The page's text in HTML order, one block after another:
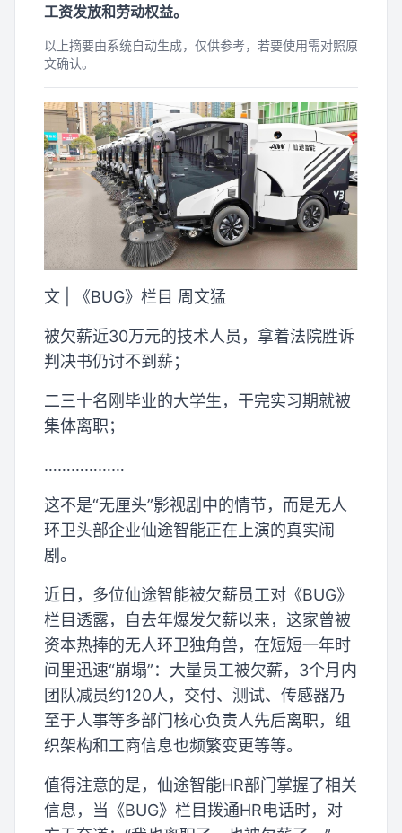
工资发放和劳动权益。
以上摘要由系统自动生成，仅供参考，若要使用需对照原
文确认。
文 | 《BUG》栏目 周文猛
被欠薪近30万元的技术人员，拿着法院胜诉
判决书仍讨不到薪；
二三十名刚毕业的大学生，干完实习期就被
集体离职；
………………
这不是“无厘头”影视剧中的情节，而是无人
环卫头部企业仙途智能正在上演的真实闹
剧。
近日，多位仙途智能被欠薪员工对《BUG》
栏目透露，自去年爆发欠薪以来，这家曾被
资本热捧的无人环卫独角兽，在短短一年时
间里迅速“崩塌”：大量员工被欠薪，3个月内
团队减员约120人，交付、测试、传感器乃
至于人事等多部门核心负责人先后离职，组
织架构和工商信息也频繁变更等等。
值得注意的是，仙途智能HR部门掌握了相关
信息，当《BUG》栏目拨通HR电话时，对